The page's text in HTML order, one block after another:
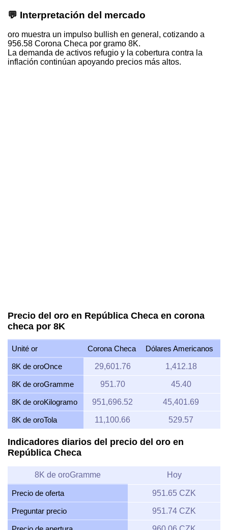
💬 Interpretación del mercado
oro muestra un impulso bullish en general, cotizando a
956.58 Corona Checa por gramo 8K.
La demanda de activos refugio y la cobertura contra la
inflación continúan apoyando precios más altos.
Precio del oro en República Checa en corona
checa por 8K
Unité or Corona Checa Dólares Americanos
8K de oroOnce 29,601.76 1,412.18
8K de oroGramme 951.70 45.40
8K de oroKilogramo 951,696.52 45,401.69
8K de oroTola 11,100.66 529.57
Indicadores diarios del precio del oro en
República Checa
8K de oroGramme Hoy
Precio de oferta 951.65 CZK
Preguntar precio 951.74 CZK